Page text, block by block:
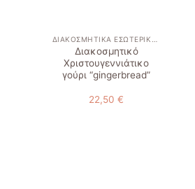
Διακοσμητικό
Χριστουγεννιάτικο
γούρι “gingerbread”
22,50 €